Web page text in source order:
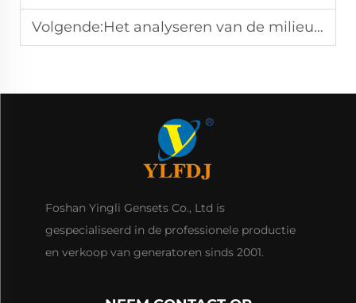
Volgende:Het analyseren van de milieuvriendelijkheid van Weichai dieselgeneratoren
Foshan Yingli Gensets Co., Ltd is
gespecialiseerd in de professionele productie
en verkoop van generatoren sinds 2001.